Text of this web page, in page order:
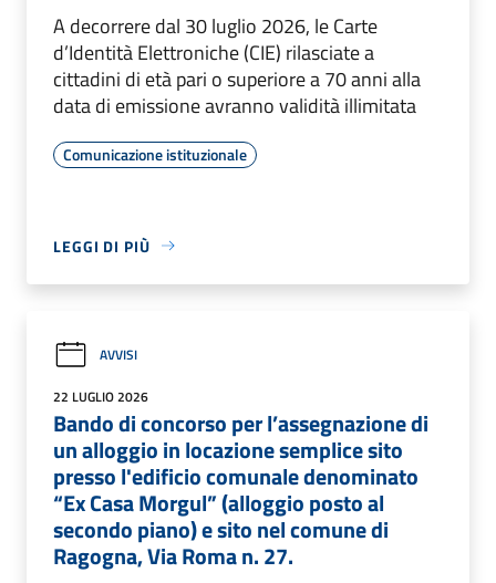
A decorrere dal 30 luglio 2026, le Carte
d’Identità Elettroniche (CIE) rilasciate a
cittadini di età pari o superiore a 70 anni alla
data di emissione avranno validità illimitata
Comunicazione istituzionale
LEGGI DI PIÙ
AVVISI
22 LUGLIO 2026
Bando di concorso per l’assegnazione di
un alloggio in locazione semplice sito
presso l'edificio comunale denominato
“Ex Casa Morgul” (alloggio posto al
secondo piano) e sito nel comune di
Ragogna, Via Roma n. 27.